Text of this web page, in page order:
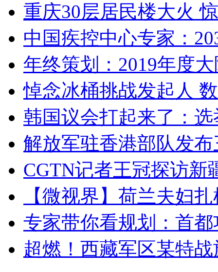
重庆30层居民楼大火
中国疾控中心专家：
年终策划：2019年度
悼念冰桶挑战发起人
韩国议会打起来了：
解放军驻香港部队发
CGTN记者王冠探访新
【微视界】荷兰夫妇
专家带你看规划：首
超燃！西藏军区某特